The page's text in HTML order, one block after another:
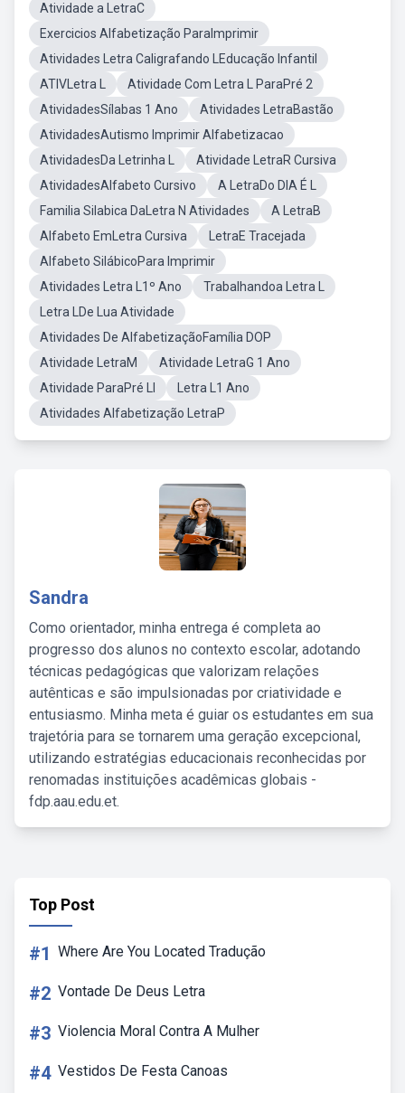
Atividade a LetraC
Exercicios Alfabetização ParaImprimir
Atividades Letra Caligrafando LEducação Infantil
ATIVLetra L
Atividade Com Letra L ParaPré 2
AtividadesSílabas 1 Ano
Atividades LetraBastão
AtividadesAutismo Imprimir Alfabetizacao
AtividadesDa Letrinha L
Atividade LetraR Cursiva
AtividadesAlfabeto Cursivo
A LetraDo DIA É L
Familia Silabica DaLetra N Atividades
A LetraB
Alfabeto EmLetra Cursiva
LetraE Tracejada
Alfabeto SilábicoPara Imprimir
Atividades Letra L1º Ano
Trabalhandoa Letra L
Letra LDe Lua Atividade
Atividades De AlfabetizaçãoFamília DOP
Atividade LetraM
Atividade LetraG 1 Ano
Atividade ParaPré Ll
Letra L1 Ano
Atividades Alfabetização LetraP
Sandra
Como orientador, minha entrega é completa ao
progresso dos alunos no contexto escolar, adotando
técnicas pedagógicas que valorizam relações
autênticas e são impulsionadas por criatividade e
entusiasmo. Minha meta é guiar os estudantes em sua
trajetória para se tornarem uma geração excepcional,
utilizando estratégias educacionais reconhecidas por
renomadas instituições acadêmicas globais -
fdp.aau.edu.et.
Top Post
#1 Where Are You Located Tradução
#2 Vontade De Deus Letra
#3 Violencia Moral Contra A Mulher
#4 Vestidos De Festa Canoas